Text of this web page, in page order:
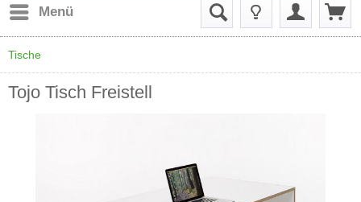
Menü
Tische
Tojo Tisch Freistell